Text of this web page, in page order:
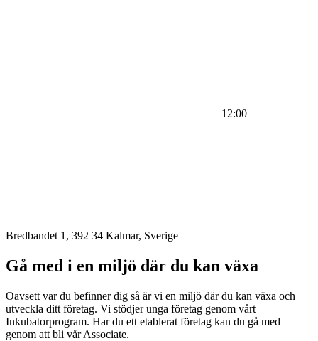
12:00
Bredbandet 1, 392 34 Kalmar, Sverige
Gå med i en miljö där du kan växa
Oavsett var du befinner dig så är vi en miljö där du kan växa och
utveckla ditt företag. Vi stödjer unga företag genom vårt
Inkubatorprogram. Har du ett etablerat företag kan du gå med
genom att bli vår Associate.